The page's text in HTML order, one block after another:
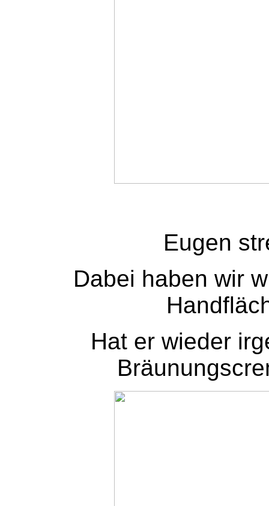
Eugen
Dabei haben wir
Hat er wieder